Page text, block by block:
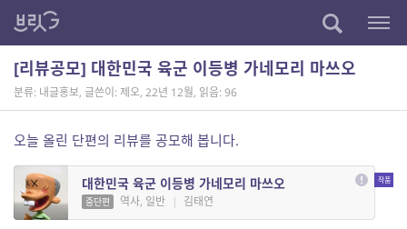
[리뷰공모] 대한민국 육군 이등병 가네모리 마쓰오
분류: 내글홍보, 글쓴이: 제오, 22년 12월, 읽음: 96
오늘 올린 단편의 리뷰를 공모해 봅니다.
대한민국 육군 이등병 가네모리 마쓰오
중단편 역사, 일반 | 김태연